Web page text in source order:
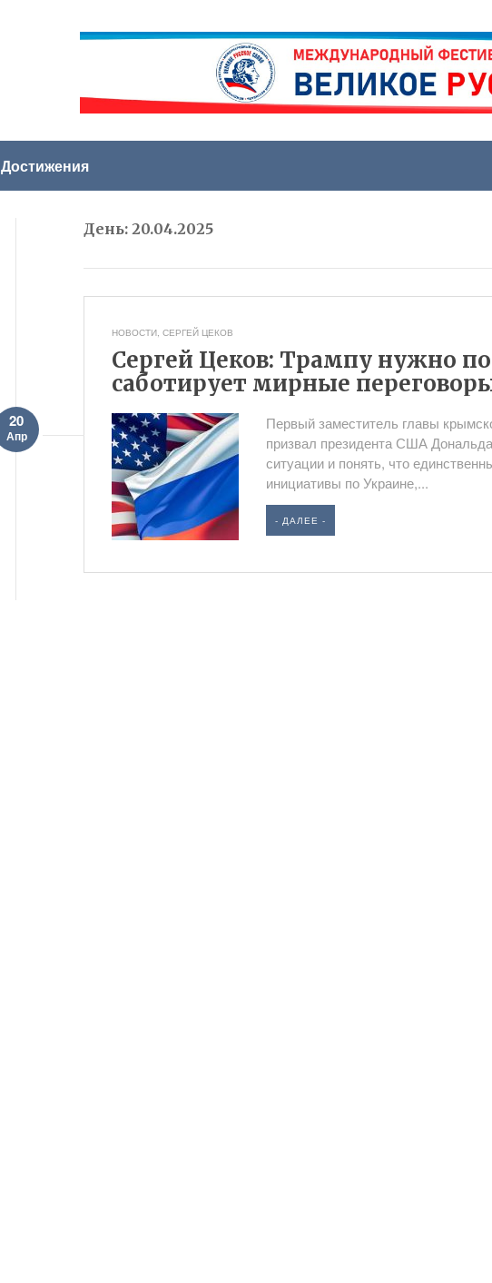
Достижения
День:20.04.2025
НОВОСТИ,СЕРГЕЙ ЦЕКОВ
Сергей Цеков: Трампу нужно
саботирует мирные
20
Апр
Первый заместитель главы
призвал президента США
ситуации и понять, что
инициативы по Украине,...
- ДАЛЕЕ -